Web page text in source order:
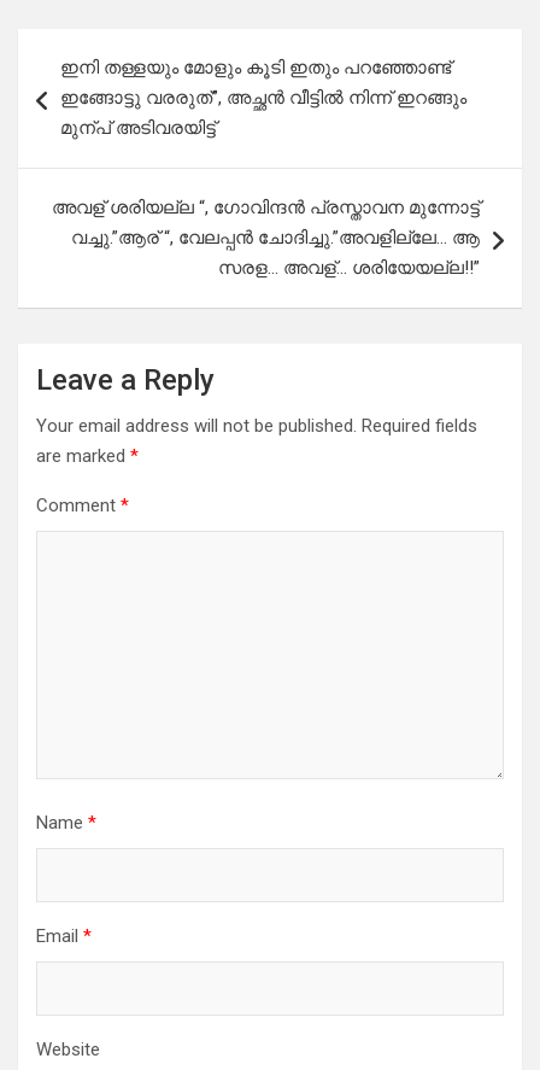
navigation
ഇനി തള്ളയും മോളും കൂടി ഇതും പറഞ്ഞോണ്ട്
ഇങ്ങോട്ടു വരരുത്”, അച്ഛൻ വീട്ടിൽ നിന്ന് ഇറങ്ങും
മുന്പ് അടിവരയിട്ട്
അവള് ശരിയല്ല “, ഗോവിന്ദൻ പ്രസ്താവന മുന്നോട്ട്
വച്ചു.”ആര് “, വേലപ്പൻ ചോദിച്ചു.”അവളില്ലേ… ആ
സരള… അവള്… ശരിയേയല്ല!!”
Leave a Reply
Your email address will not be published. Required fields
are marked *
Comment *
Name *
Email *
Website